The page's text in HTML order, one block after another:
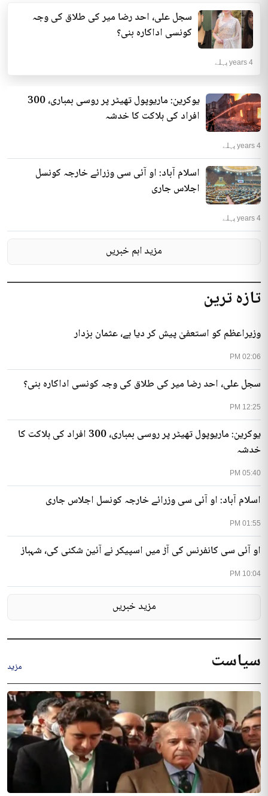
تازہ ترین
02:06 PM
وزیراعظم کو استعفیٰ پیش کر دیا ہے، عثمان بزدار
12:25 PM
سجل علی، احد رضا میر کی طلاق کی وجہ کونسی اداکارہ بنی؟
05:40 PM
یوکرین: ماریوپول تھیٹر پر روسی بمباری، 300 افراد کی ہلاکت کا
خدشہ
01:55 PM
اسلام آباد: او آئی سی وزرائے خارجہ کونسل اجلاس جاری
10:04 PM
او آئی سی کانفرنس کی آڑ میں اسپیکر نے آئین شکنی کی، شہباز
مزید خبریں
کا خدشہ ظاہر کیا اور کہا کہ کم...
انٹرنیشنل | 4 years پہلے
سجل علی، احد رضا میر کی طلاق کی وجہ
کونسی اداکارہ بنی؟
4 years پہلے
یوکرین: ماریوپول تھیٹر پر روسی بمباری، 300
افراد کی ہلاکت کا خدشہ
4 years پہلے
اسلام آباد: او آئی سی وزرائے خارجہ کونسل
اجلاس جاری
4 years پہلے
مزید اہم خبریں
سیاست مزید